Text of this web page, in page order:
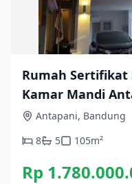
Rumah Sertifikat
Kamar Mandi
Antapani, Bandung
8
5 105m²
Rp